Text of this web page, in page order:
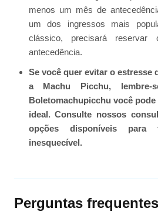
menos um mês de
um dos ingressos mais
clássico, precisará
antecedência.
Se você quer evitar o estresse
a Machu Picchu,
Boletomachupicchu você
ideal. Consulte nossos
opções disponíveis para
inesquecível.
Perguntas frequentes